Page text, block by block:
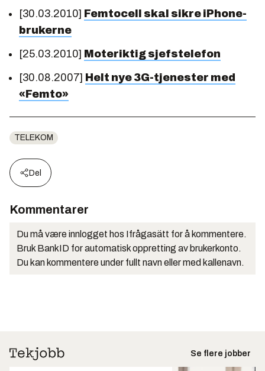
[30.03.2010] Femtocell skal sikre iPhone-
brukerne
[25.03.2010] Moteriktig sjefstelefon
[30.08.2007] Helt nye 3G-tjenester med
«Femto»
TELEKOM
Del
Kommentarer
Du må være innlogget hos Ifrågasätt for å kommentere.
Bruk BankID for automatisk oppretting av brukerkonto.
Du kan kommentere under fullt navn eller med kallenavn.
Se flere jobber